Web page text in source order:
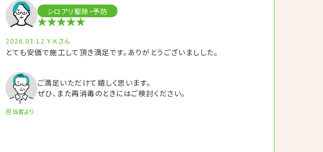
シロアリ駆除・予防
2026.03.12 Y.Kさん
とても安価で施工して頂き満足です。ありがとうございましした。
担当者より
ご満足いただけて嬉しく思います。
ぜひ、また再消毒のときにはご検討ください。